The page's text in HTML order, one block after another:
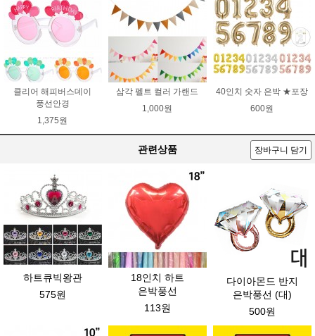
클리어 해피버스데이
풍선안경
1,375원
삼각 펠트 컬러 가랜드
1,000원
40인치 숫자 은박 ★포장
600원
관련상품 장바구니 담기
하트큐빅왕관
575원
18인치 하트
은박풍선
113원
다이아몬드 반지
은박풍선 (대)
500원